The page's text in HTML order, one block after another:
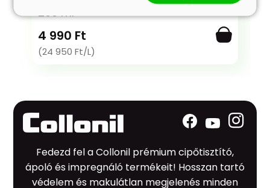
200 ml
4 990 Ft
(24 950 Ft/L)
Fedezd fel a Collonil prémium cipőtisztító,
ápoló és impregnáló termékeit! Hosszan tartó
védelem és makulátlan megjelenés minden